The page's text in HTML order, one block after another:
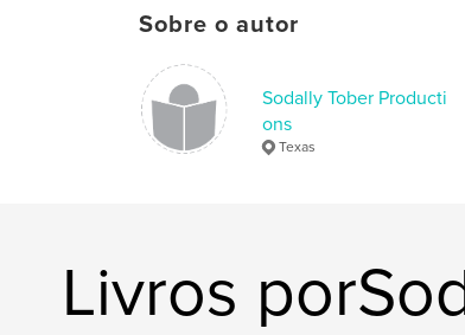
Sobre o autor
Sodally Tober Producti
ons
Texas
Livros